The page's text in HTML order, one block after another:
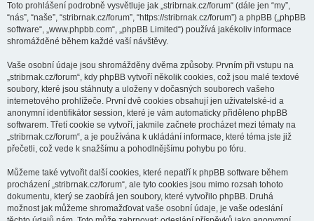
Toto prohlášení podrobně vysvětluje jak „stribrnak.cz/forum“ (dále jen “my”,
“nás”, “naše”, “stribrnak.cz/forum”, “https://stribrnak.cz/forum”) a phpBB („phpBB
software“, „www.phpbb.com“, „phpBB Limited“) používá jakékoliv informace
shromážděné během každé vaší návštěvy.
Vaše osobní údaje jsou shromážděny dvěma způsoby. Prvním při vstupu na
„stribrnak.cz/forum“, kdy phpBB vytvoří několik cookies, což jsou malé textové
soubory, které jsou stáhnuty a uloženy v dočasných souborech vašeho
internetového prohlížeče. První dvě cookies obsahují jen uživatelské-id a
anonymní identifikátor session, které je vám automaticky přiděleno phpBB
softwarem. Třetí cookie se vytvoří, jakmile začnete procházet mezi tématy na
„stribrnak.cz/forum“, a je používána k ukládání informace, které téma jste již
přečetli, což vede k snažšímu a pohodlnějšímu pohybu po fóru.
Můžeme také vytvořit další cookies, které nepatří k phpBB software během
procházení „stribrnak.cz/forum“, ale tyto cookies jsou mimo rozsah tohoto
dokumentu, který se zaobírá jen soubory, které vytvořilo phpBB. Druhá
možnost jak můžeme shromažďovat vaše osobní údaje, je vaše odeslání